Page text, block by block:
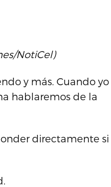
NotiCel)
y más. Cuando yo
hablaremos de la
directamente si